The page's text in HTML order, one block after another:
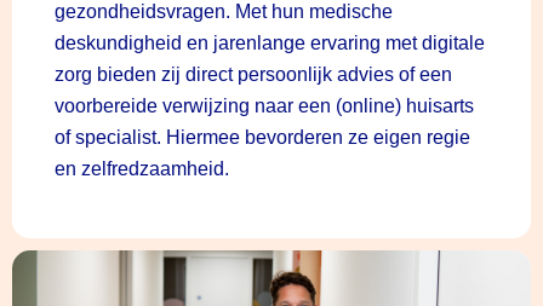
gezondheidsvragen. Met hun medische
deskundigheid en jarenlange ervaring met digitale
zorg bieden zij direct persoonlijk advies of een
voorbereide verwijzing naar een (online) huisarts
of specialist. Hiermee bevorderen ze eigen regie
en zelfredzaamheid.